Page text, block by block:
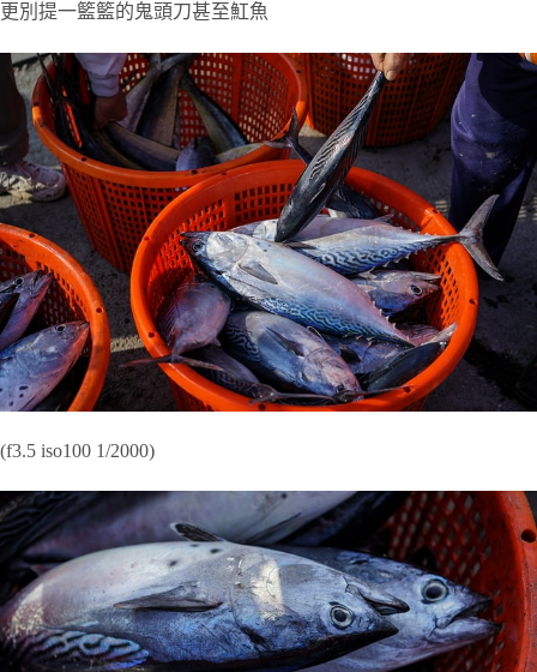
更別提一籃籃的鬼頭刀甚至魟魚
(f3.5 iso100 1/2000)